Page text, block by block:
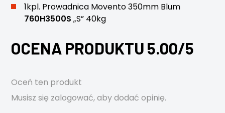
1kpl. Prowadnica Movento 350mm Blum
760H3500S„S” 40kg
OCENA PRODUKTU 5.00/5
Oceń ten produkt
Musisz się zalogować, aby dodać opinię.